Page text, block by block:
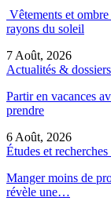
Vêtements et
rayons du soleil
7 Août, 2026
Actualités & dossiers
Partir en vacances
prendre
6 Août, 2026
Études et
Manger moins de
révèle une…